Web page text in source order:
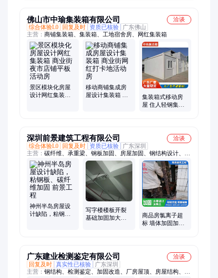
佛山市中瑜集装箱有限公司
洽谈
综合体验L0
回复及时 资质已核验
广东佛山
主营： 商铺集装箱、集装箱、工地宿舍房、网红集装箱
景区模块化房屋
设计网红集装箱
移动商铺集成房
屋设计集装箱 商
集装箱式移动房
屋 住人轻钢集装
深圳前景建筑工程有限公司
洽谈
综合体验L0
回复及时 资质已核验
广东深圳
主营： 碳纤维、承重梁、钢板加固、房屋加固、钢结构设计、建
筑楼房、建筑加固、别墅机房、建筑结构、补强加固、结构加
固、室内墙体改、钢结构次梁、钢结构厂房、建筑工程施工、加
固补强改造
神州半岛房屋设
计缺陷，粘钢
写字楼楼板开裂
基础加固加大截
商品房氯离子超
标 墙体加固加大
广东建业检测鉴定有限公司
洽谈
回复及时 真实性已核验
广东深圳
主营： 钢结构、检测鉴定、加固改造、厂房屋顶、房屋结构、房